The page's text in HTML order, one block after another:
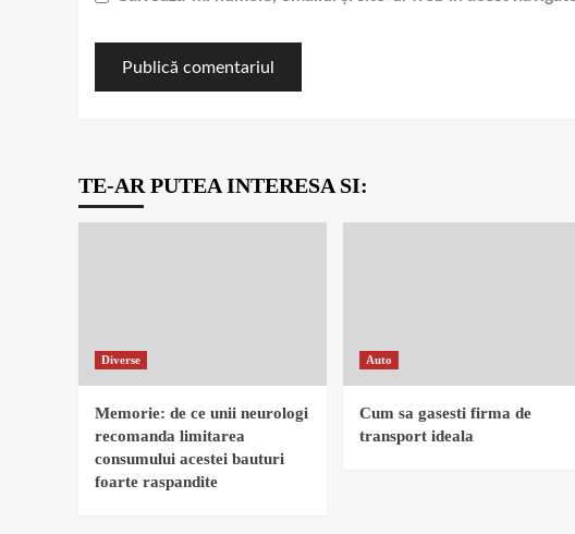
TE-AR PUTEA INTERESA SI:
Diverse
Memorie: de ce unii neurologi
recomanda limitarea
consumului acestei bauturi
foarte raspandite
Auto
Cum sa gasesti firma de
transport ideala